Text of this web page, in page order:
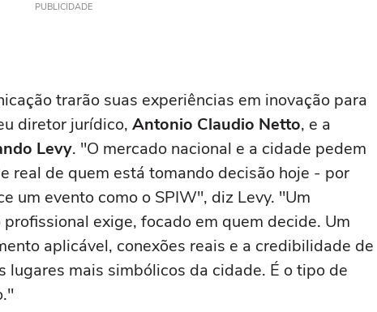
PUBLICIDADE
trarão suas experiências em inovação para
diretor jurídico, Antonio Claudio Netto, e a
Levy. "O mercado nacional e a cidade pedem
real de quem está tomando decisão hoje - por
um evento como o SPIW", diz Levy. "Um
exige, focado em quem decide. Um
aplicável, conexões reais e a credibilidade de
lugares mais simbólicos da cidade. É o tipo de